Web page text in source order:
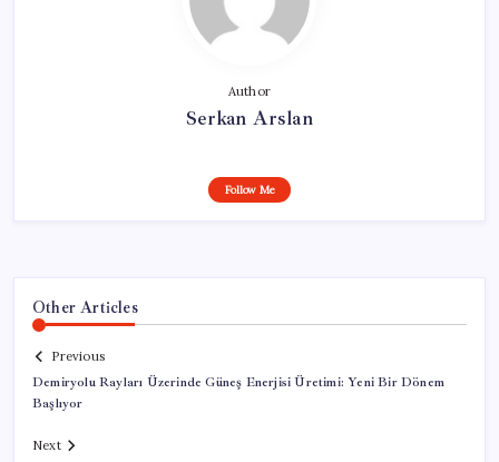
Author
Serkan Arslan
Follow Me
Other Articles
Previous
Demiryolu Rayları Üzerinde Güneş Enerjisi Üretimi: Yeni Bir Dönem
Başlıyor
Next